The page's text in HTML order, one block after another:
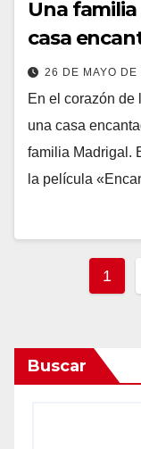
Una
casa
26 DE MAYO DE
En el corazón de
una casa
familia Madrigal.
la película
1
Buscar